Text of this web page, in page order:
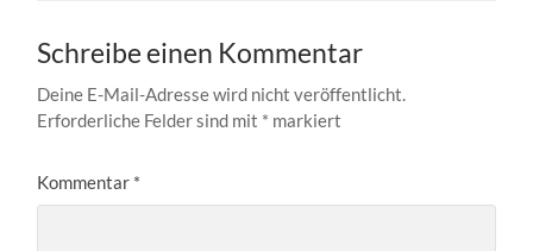
Schreibe einen Kommentar
Deine E-Mail-Adresse wird nicht veröffentlicht.
Erforderliche Felder sind mit * markiert
Kommentar *